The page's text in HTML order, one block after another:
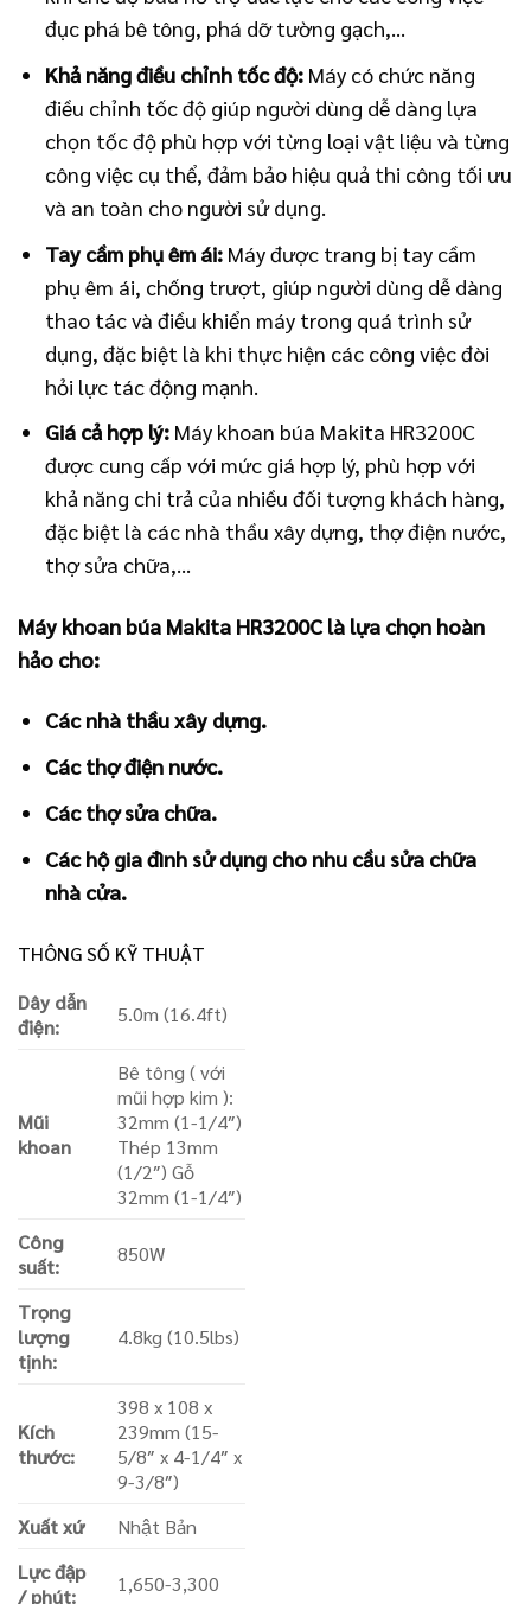
đục phá bê tông, phá dỡ tường gạch,…
Khả năng điều chỉnh tốc độ: Máy có chức năng
điều chỉnh tốc độ giúp người dùng dễ dàng lựa
chọn tốc độ phù hợp với từng loại vật liệu và từng
công việc cụ thể, đảm bảo hiệu quả thi công tối ưu
và an toàn cho người sử dụng.
Tay cầm phụ êm ái: Máy được trang bị tay cầm
phụ êm ái, chống trượt, giúp người dùng dễ dàng
thao tác và điều khiển máy trong quá trình sử
dụng, đặc biệt là khi thực hiện các công việc đòi
hỏi lực tác động mạnh.
Giá cả hợp lý: Máy khoan búa Makita HR3200C
được cung cấp với mức giá hợp lý, phù hợp với
khả năng chi trả của nhiều đối tượng khách hàng,
đặc biệt là các nhà thầu xây dựng, thợ điện nước,
thợ sửa chữa,…
Máy khoan búa Makita HR3200C là lựa chọn hoàn
hảo cho:
Các nhà thầu xây dựng.
Các thợ điện nước.
Các thợ sửa chữa.
Các hộ gia đình sử dụng cho nhu cầu sửa chữa
nhà cửa.
THÔNG SỐ KỸ THUẬT
Dây dẫn
điện:
5.0m (16.4ft)
Mũi
khoan
Bê tông ( với
mũi hợp kim ):
32mm (1-1/4″)
Thép 13mm
(1/2″) Gỗ
32mm (1-1/4″)
Công
suất:
850W
Trọng
lượng
tịnh:
4.8kg (10.5lbs)
Kích
thước:
398 x 108 x
239mm (15-
5/8″ x 4-1/4″ x
9-3/8″)
Xuất xứ
Nhật Bản
Lực đập
/ phút:
1,650-3,300